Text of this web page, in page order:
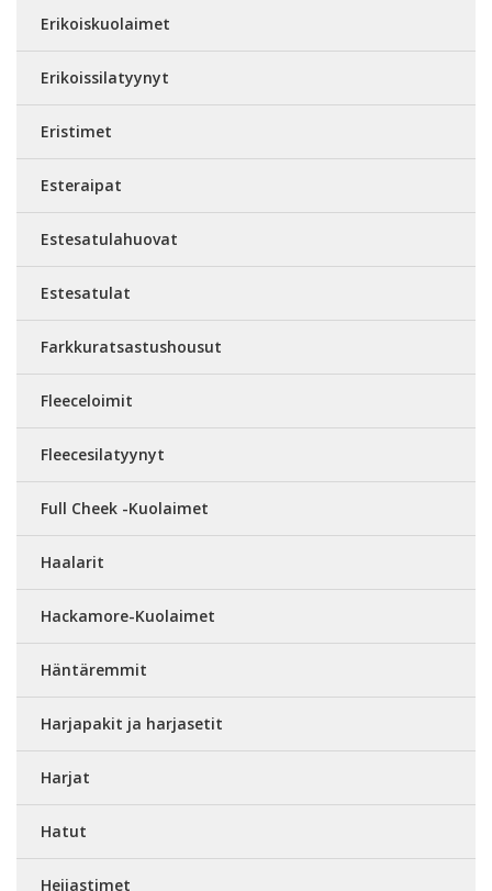
Erikoiskuolaimet
Erikoissilatyynyt
Eristimet
Esteraipat
Estesatulahuovat
Estesatulat
Farkkuratsastushousut
Fleeceloimit
Fleecesilatyynyt
Full Cheek -Kuolaimet
Haalarit
Hackamore-Kuolaimet
Häntäremmit
Harjapakit ja harjasetit
Harjat
Hatut
Heijastimet